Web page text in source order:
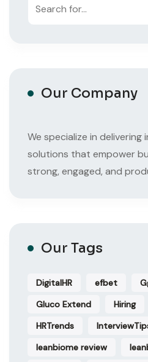
Our Company
We specialize in delivering
solutions that empower
strong, engaged, and
Our Tags
DigitalHR efbet
Gluco Extend
Hiring
HRTrends
leanbiome review